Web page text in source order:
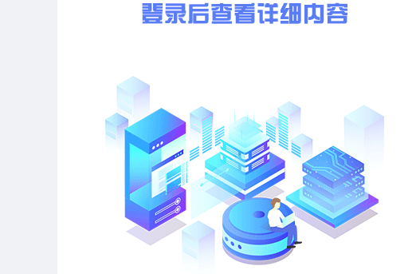
自本公告发布之日起1个工作日。
五、本次招标联系事项
地址：(略)
2、采购代理机构信息：(略)
地址：(略)
联系方式：(略)
张家港保税区汇采招投标代理有限公司
(略)年7月8日